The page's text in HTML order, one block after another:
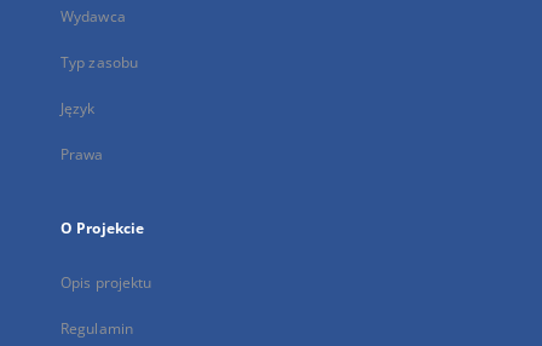
Wydawca
Typ zasobu
Język
Prawa
O Projekcie
Opis projektu
Regulamin